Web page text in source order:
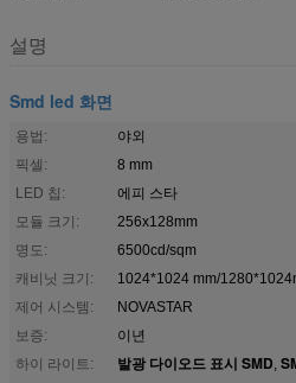
설명
Smd led 화면
용법:
야외
픽셀:
8 mm
LED 칩:
에피 스타
모듈 크기:
256x128mm
명도:
6500cd/sqm
캐비닛 크기:
1024*1024 mm/
제어 시스템:
NOVASTAR
보증:
이년
하이 라이트:
발광 다이오드 표시 SMD,